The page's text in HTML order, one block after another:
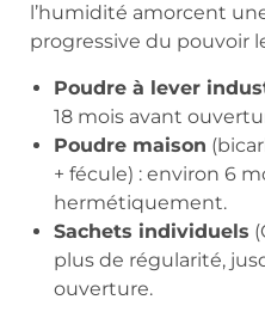
l’humidité amorcent
progressive du pouvoir
Poudre à lever
18 mois avant
Poudre maison
+ fécule) : environ 6
hermétiquement.
Sachets individuels
plus de régularité,
ouverture.